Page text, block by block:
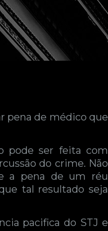
pena de médico que
pode ser feita com
do crime. Não
a pena de um réu
tal resultado seja
pacifica do STJ e